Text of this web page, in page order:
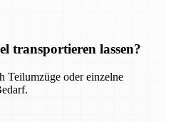
transportieren lassen?
Teilumzüge oder einzelne